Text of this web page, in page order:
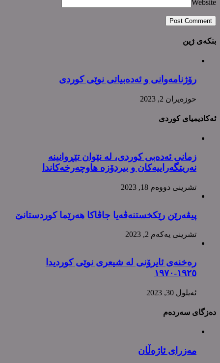
Website
بنکەی ژین
رۆژنامەوانی و ئەدەبیاتی نوێی کوردی
حوزه‌یران 2, 2023
ئەکادیمیای کوردی
زمانی ئەدەبی کوردی، لە نێوان تێڕوانینە
نەریتگەراییەکان و بیردۆزە هاوچەرخەکاندا
تشرینی دووه‌م 18, 2023
پیڤەرێن رێکخستنەڤەیا جاڤاکا هەرێما کوردستانێ
تشرینی یه‌كه‌م 2, 2023
رەخنەی ئایرۆنی لە شیعری نوێی کوردیدا
١٩٢٥-١٩٧٠
ئه‌یلول 30, 2023
دەزگای سەردەم
مەزرای ئاژەڵان